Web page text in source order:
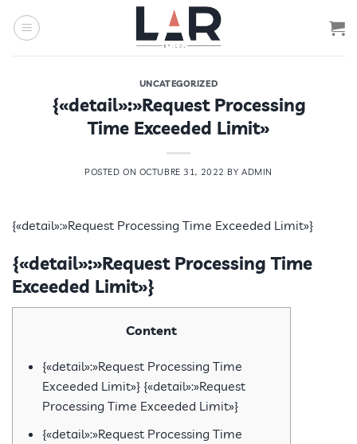
UNCATEGORIZED
{«detail»:»Request Processing
Time Exceeded Limit»
POSTED ON OCTUBRE 31, 2022 BY ADMIN
{«detail»:»Request Processing Time Exceeded Limit»}
{«detail»:»Request Processing Time
Exceeded Limit»}
Content
{«detail»:»Request Processing Time
Exceeded Limit»} {«detail»:»Request
Processing Time Exceeded Limit»}
{«detail»:»Request Processing Time